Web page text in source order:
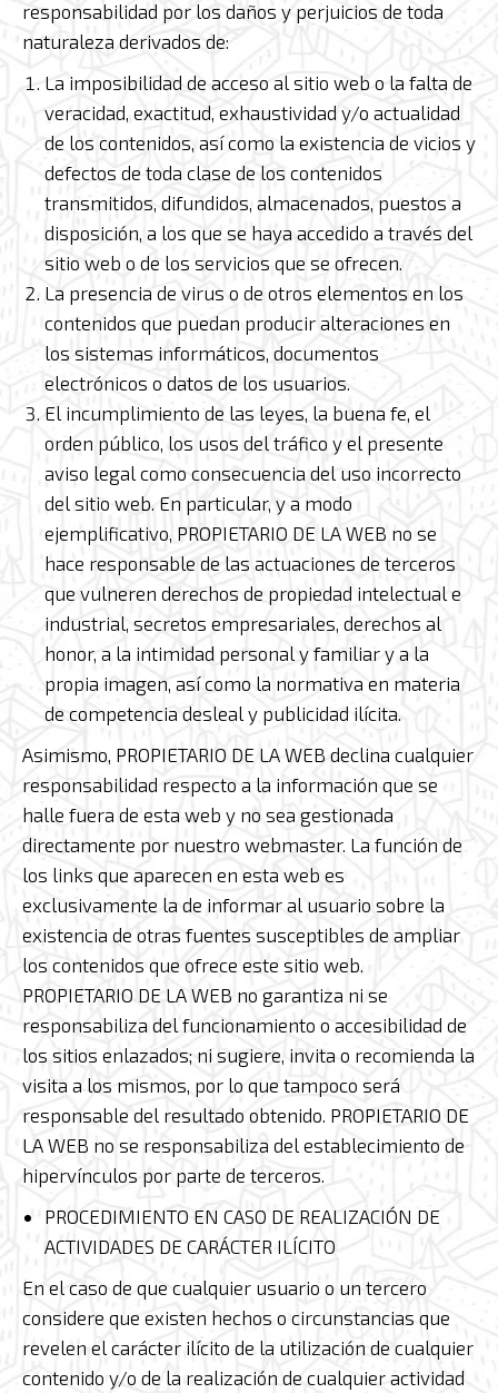
responsabilidad por los daños y perjuicios de toda
naturaleza derivados de:
La imposibilidad de acceso al sitio web o la falta de
veracidad, exactitud, exhaustividad y/o actualidad
de los contenidos, así como la existencia de vicios y
defectos de toda clase de los contenidos
transmitidos, difundidos, almacenados, puestos a
disposición, a los que se haya accedido a través del
sitio web o de los servicios que se ofrecen.
La presencia de virus o de otros elementos en los
contenidos que puedan producir alteraciones en
los sistemas informáticos, documentos
electrónicos o datos de los usuarios.
El incumplimiento de las leyes, la buena fe, el
orden público, los usos del tráfico y el presente
aviso legal como consecuencia del uso incorrecto
del sitio web. En particular, y a modo
ejemplificativo, PROPIETARIO DE LA WEB no se
hace responsable de las actuaciones de terceros
que vulneren derechos de propiedad intelectual e
industrial, secretos empresariales, derechos al
honor, a la intimidad personal y familiar y a la
propia imagen, así como la normativa en materia
de competencia desleal y publicidad ilícita.
Asimismo, PROPIETARIO DE LA WEB declina cualquier
responsabilidad respecto a la información que se
halle fuera de esta web y no sea gestionada
directamente por nuestro webmaster. La función de
los links que aparecen en esta web es
exclusivamente la de informar al usuario sobre la
existencia de otras fuentes susceptibles de ampliar
los contenidos que ofrece este sitio web.
PROPIETARIO DE LA WEB no garantiza ni se
responsabiliza del funcionamiento o accesibilidad de
los sitios enlazados; ni sugiere, invita o recomienda la
visita a los mismos, por lo que tampoco será
responsable del resultado obtenido. PROPIETARIO DE
LA WEB no se responsabiliza del establecimiento de
hipervínculos por parte de terceros.
PROCEDIMIENTO EN CASO DE REALIZACIÓN DE
ACTIVIDADES DE CARÁCTER ILÍCITO
En el caso de que cualquier usuario o un tercero
considere que existen hechos o circunstancias que
revelen el carácter ilícito de la utilización de cualquier
contenido y/o de la realización de cualquier actividad